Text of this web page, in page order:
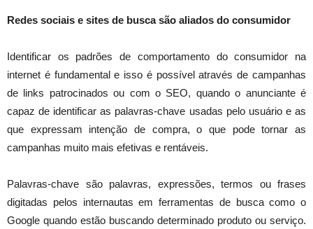
Redes sociais e sites de busca são aliados do consumidor
Identificar os padrões de comportamento do consumidor na
internet é fundamental e isso é possível através de campanhas
de links patrocinados ou com o SEO, quando o anunciante é
capaz de identificar as palavras-chave usadas pelo usuário e as
que expressam intenção de compra, o que pode tornar as
campanhas muito mais efetivas e rentáveis.
Palavras-chave são palavras, expressões, termos ou frases
digitadas pelos internautas em ferramentas de busca como o
Google quando estão buscando determinado produto ou serviço.